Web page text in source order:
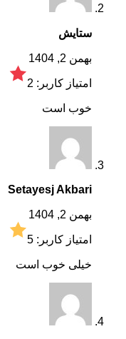
ستایش
بهمن 2, 1404
امتیاز کاربر: 2
خوب است
Setayesj Akbari
بهمن 2, 1404
امتیاز کاربر: 5
خیلی خوب است